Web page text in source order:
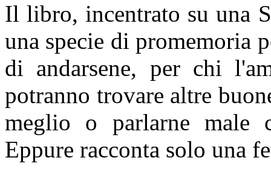
Il libro, incentrato su una
una specie di promemoria
di andarsene, per chi
potranno trovare altre
meglio o parlarne male
Eppure racconta solo una